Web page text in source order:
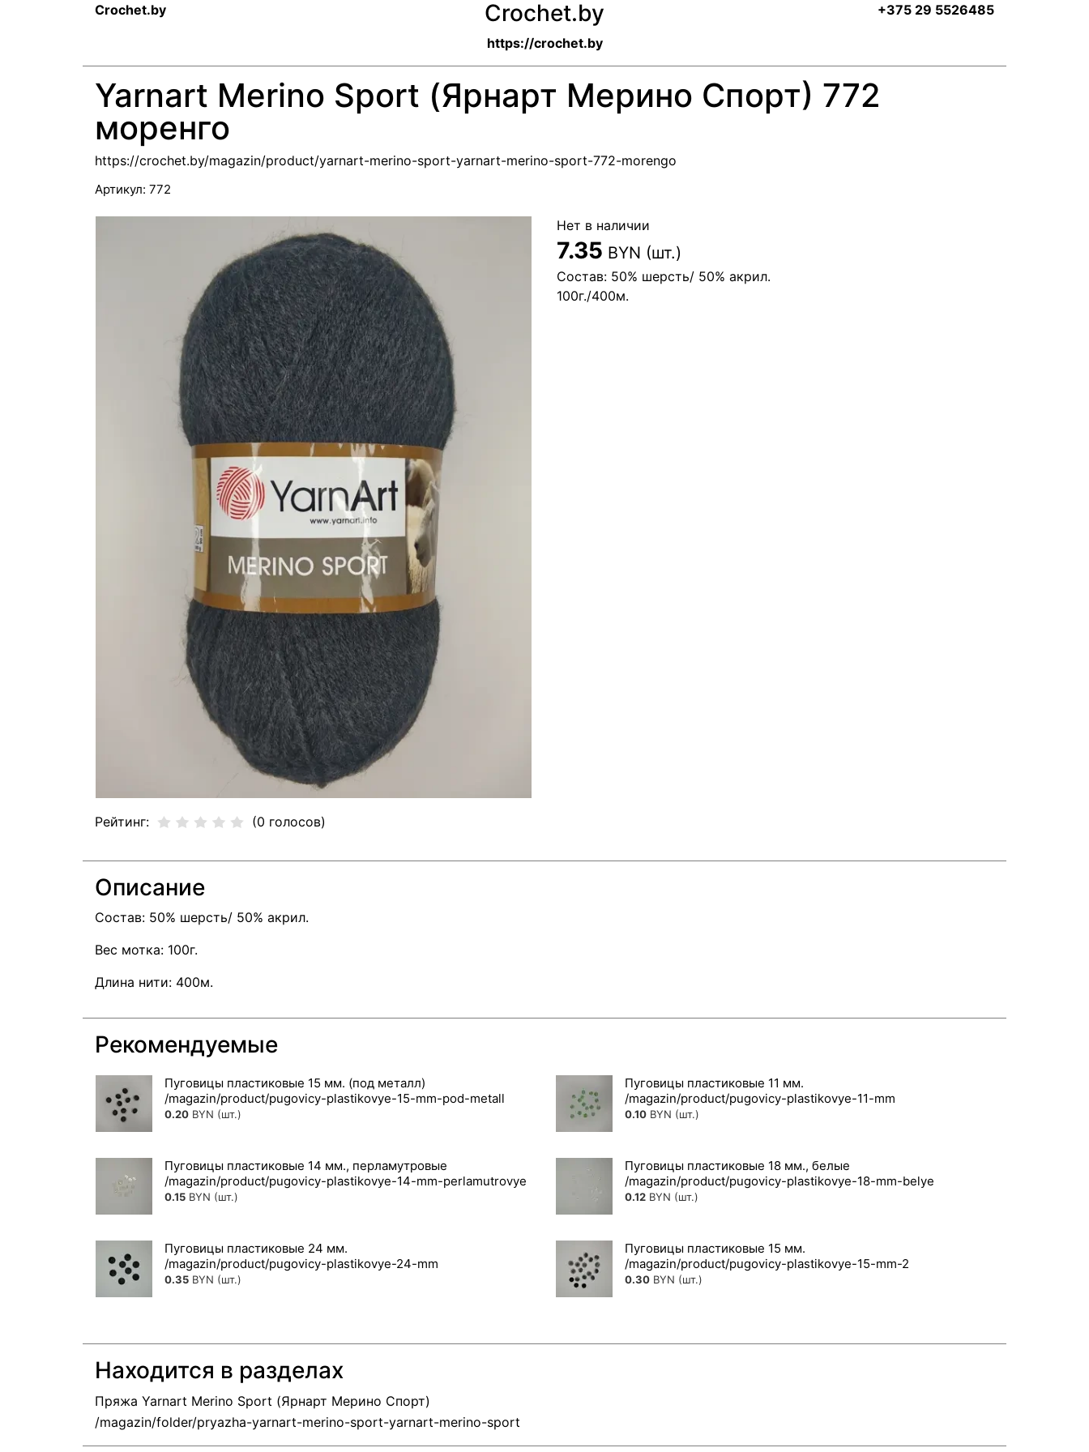
Crochet.by Crochet.by
https://crochet.by
+375 29 5526485
Yarnart Merino Sport (Ярнарт Мерино Спорт) 772
моренго
https://crochet.by/magazin/product/yarnart-merino-sport-yarnart-merino-sport-772-morengo
Артикул: 772
Рейтинг: (0 голосов)
Нет в наличии
7.35 BYN (шт.)
Состав: 50% шерсть/ 50% акрил.
100г./400м.
Описание
Состав: 50% шерсть/ 50% акрил.
Вес мотка: 100г.
Длина нити: 400м.
Рекомендуемые
Пуговицы пластиковые 15 мм. (под металл)
0.20 BYN (шт.)
Пуговицы пластиковые 11 мм.
0.10BYN (шт.)
Пуговицы пластиковые 14 мм., перламутровые
0.15 BYN (шт.)
Пуговицы пластиковые 18 мм., белые
0.12BYN (шт.)
Пуговицы пластиковые 24 мм.
0.35 BYN (шт.)
Пуговицы пластиковые 15 мм.
0.30BYN (шт.)
Находится в разделах
Пряжа Yarnart Merino Sport (Ярнарт Мерино Спорт)